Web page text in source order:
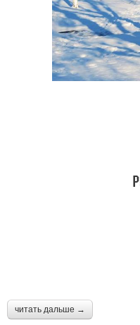
читать дальше →